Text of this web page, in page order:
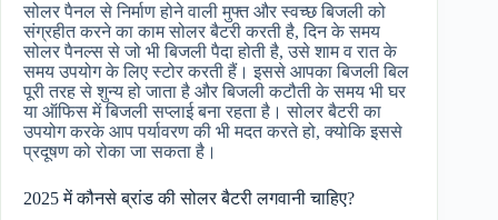
सोलर पैनल से निर्माण होने वाली मुफ्त और स्वच्छ बिजली को
संग्रहीत करने का काम सोलर बैटरी करती है, दिन के समय
सोलर पैनल्स से जो भी बिजली पैदा होती है, उसे शाम व रात के
समय उपयोग के लिए स्टोर करती हैं। इससे आपका बिजली बिल
पूरी तरह से शुन्य हो जाता है और बिजली कटौती के समय भी घर
या ऑफिस में बिजली सप्लाई बना रहता है। सोलर बैटरी का
उपयोग करके आप पर्यावरण की भी मदत करते हो, क्योकि इससे
प्रदूषण को रोका जा सकता है।
2025 में कौनसे ब्रांड की सोलर बैटरी लगवानी चाहिए?